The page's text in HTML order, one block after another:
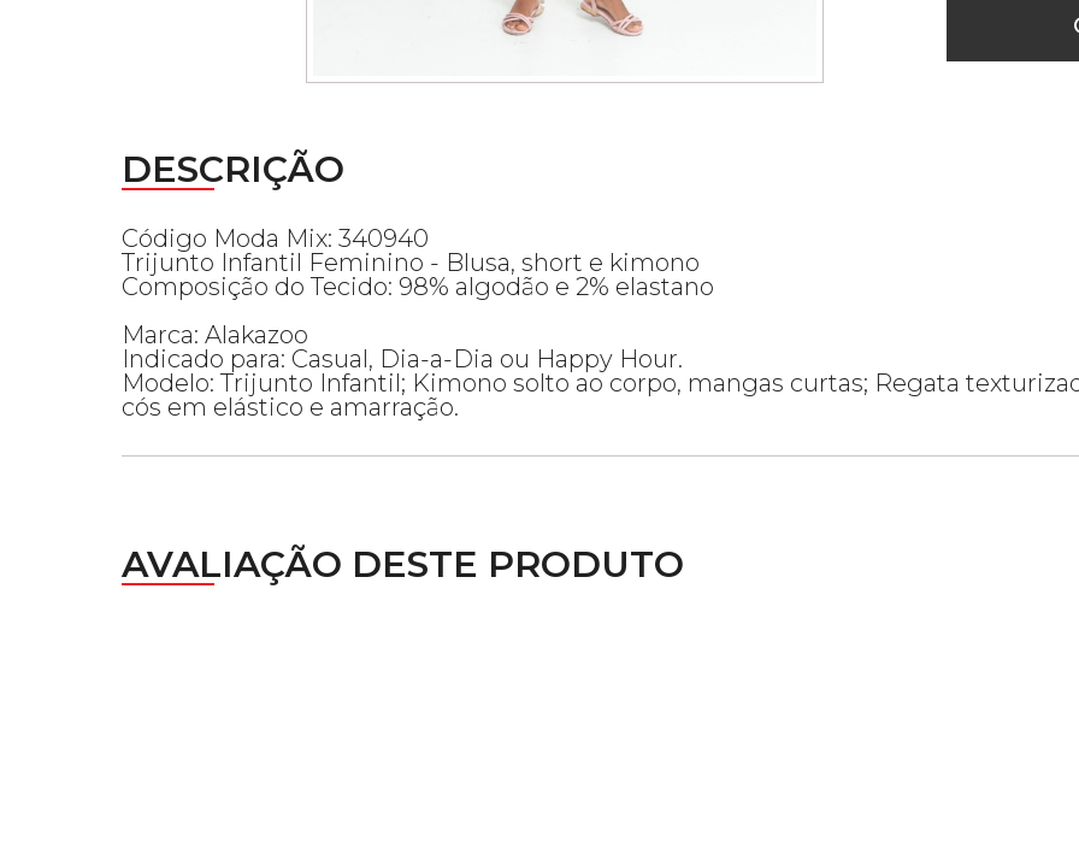
DESCRIÇÃO
Código Moda Mix: 340940
Trijunto Infantil Feminino - Blusa, short e kimono
Composição do Tecido: 98% algodão e 2% elastano
Marca: Alakazoo
Indicado para: Casual, Dia-a-Dia ou Happy Hour.
Modelo: Trijunto Infantil; Kimono solto ao corpo, mangas curtas; Regata
cós em elástico e amarração.
AVALIAÇÃO DESTE PRODUTO